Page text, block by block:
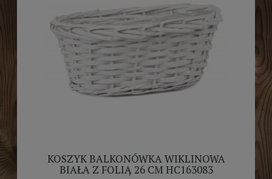
KOSZYK BALKONÓWKA WIKLINOWA
BIAŁA Z FOLIĄ 26 CM HC163083